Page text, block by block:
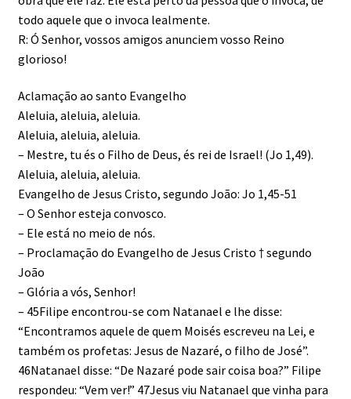
todo aquele que o invoca lealmente.
R: Ó Senhor, vossos amigos anunciem vosso Reino
glorioso!
Aclamação ao santo Evangelho
Aleluia, aleluia, aleluia.
Aleluia, aleluia, aleluia.
– Mestre, tu és o Filho de Deus, és rei de Israel! (Jo 1,49).
Aleluia, aleluia, aleluia.
Evangelho de Jesus Cristo, segundo João: Jo 1,45-51
– O Senhor esteja convosco.
– Ele está no meio de nós.
– Proclamação do Evangelho de Jesus Cristo † segundo
João
– Glória a vós, Senhor!
– 45Filipe encontrou-se com Natanael e lhe disse:
“Encontramos aquele de quem Moisés escreveu na Lei, e
também os profetas: Jesus de Nazaré, o filho de José”.
46Natanael disse: “De Nazaré pode sair coisa boa?” Filipe
respondeu: “Vem ver!” 47Jesus viu Natanael que vinha para